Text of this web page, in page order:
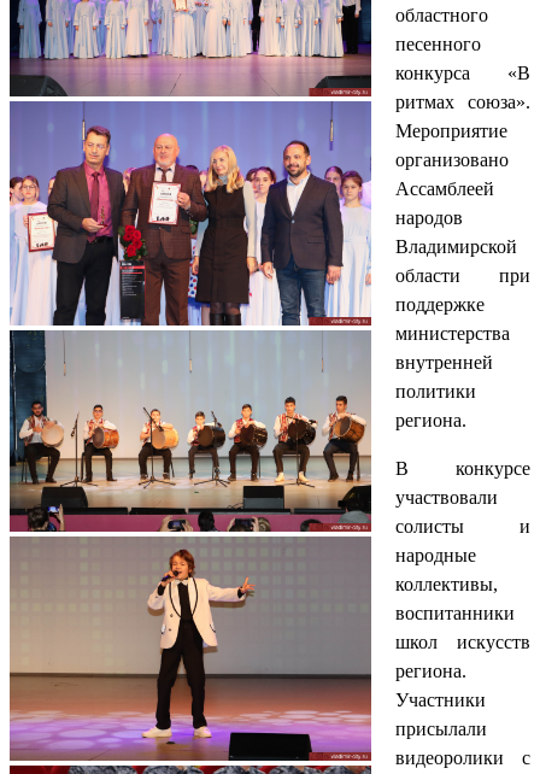
областного
песенного
конкурса «В
ритмах союза».
Мероприятие
организовано
Ассамблеей
народов
Владимирской
области при
поддержке
министерства
внутренней
политики
региона.
В конкурсе
участвовали
солисты и
народные
коллективы,
воспитанники
школ искусств
региона.
Участники
присылали
видеоролики с